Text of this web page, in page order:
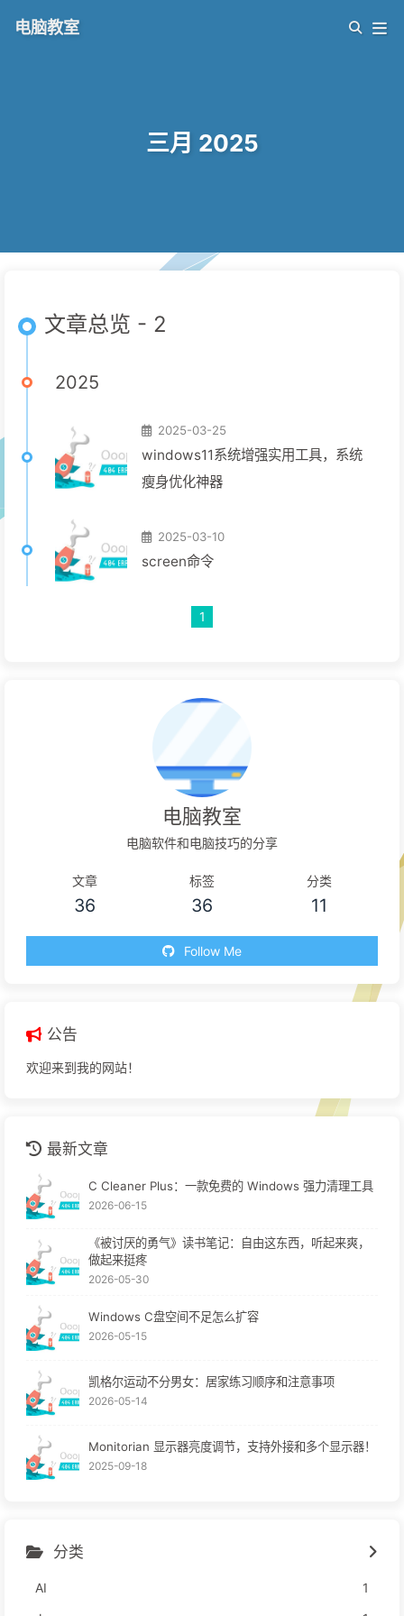
电脑教室
三月 2025
文章总览 - 2
2025
2025-03-25
windows11系统增强实用工具，系统
瘦身优化神器
2025-03-10
screen命令
1
电脑教室
电脑软件和电脑技巧的分享
文章
36
标签
36
分类
11
Follow Me
公告
欢迎来到我的网站！
最新文章
C Cleaner Plus：一款免费的 Windows 强力清理工具
2026-06-15
《被讨厌的勇气》读书笔记：自由这东西，听起来爽，
做起来挺疼
2026-05-30
Windows C盘空间不足怎么扩容
2026-05-15
凯格尔运动不分男女：居家练习顺序和注意事项
2026-05-14
Monitorian 显示器亮度调节，支持外接和多个显示器！
2025-09-18
分类
AI
1